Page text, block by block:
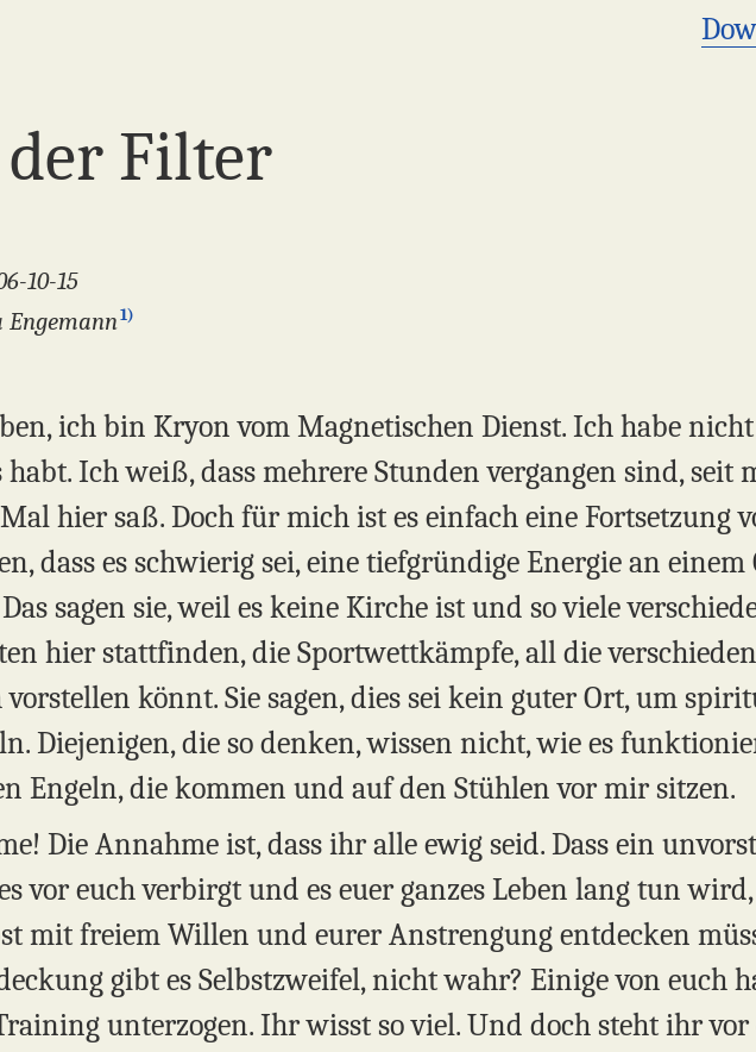
Filter
10-15
Engemann1)
ich bin Kryon vom Magnetischen Dienst. Ich habe
Ich weiß, dass mehrere Stunden vergangen sind, seit
hier saß. Doch für mich ist es einfach eine Fortsetzung
dass es schwierig sei, eine tiefgründige Energie an
sagen sie, weil es keine Kirche ist und so viele
hier stattfinden, die Sportwettkämpfe, all die
vorstellen könnt. Sie sagen, dies sei kein guter Ort, um
Diejenigen, die so denken, wissen nicht, wie es
Engeln, die kommen und auf den Stühlen vor mir sitzen.
Die Annahme ist, dass ihr alle ewig seid. Dass ein
vor euch verbirgt und es euer ganzes Leben lang tun
mit freiem Willen und eurer Anstrengung entdecken
gibt es Selbstzweifel, nicht wahr? Einige von euch
unterzogen. Ihr wisst so viel. Und doch steht ihr vor